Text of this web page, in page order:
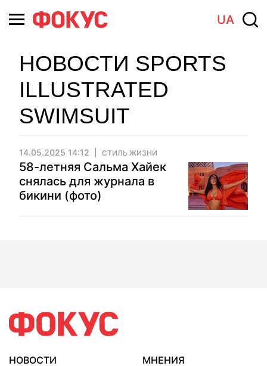
UA
НОВОСТИ SPORTS
ILLUSTRATED
SWIMSUIT
14.05.2025 14:12 СТИЛЬ ЖИЗНИ
58-летняя Сальма Хайек
снялась для журнала в
бикини (фото)
НОВОСТИ
МНЕНИЯ